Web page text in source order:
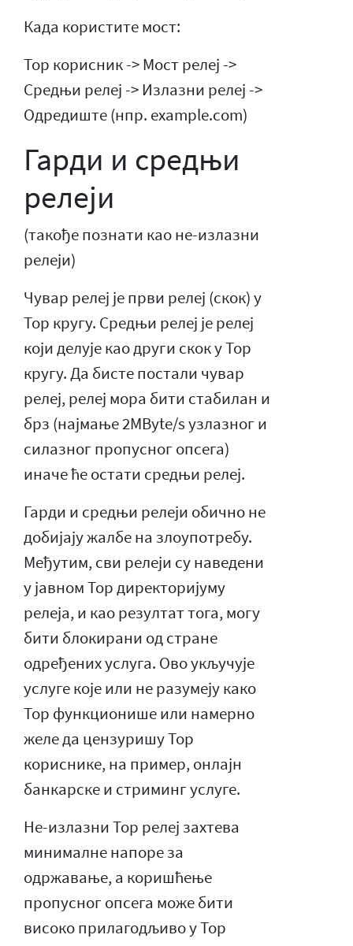
Када користите мост:
Тор корисник -> Мост релеј ->
Средњи релеј -> Излазни релеј ->
Одредиште (нпр. example.com)
Гарди и средњи
релеји
(такође познати као не-излазни
релеји)
Чувар релеј је први релеј (скок) у
Тор кругу. Средњи релеј је релеј
који делује као други скок у Тор
кругу. Да бисте постали чувар
релеј, релеј мора бити стабилан и
брз (најмање 2MByte/s узлазног и
силазног пропусног опсега)
иначе ће остати средњи релеј.
Гарди и средњи релеји обично не
добијају жалбе на злоупотребу.
Међутим, сви релеји су наведени
у јавном Тор директоријуму
релеја, и као резултат тога, могу
бити блокирани од стране
одређених услуга. Ово укључује
услуге које или не разумеју како
Тор функционише или намерно
желе да цензуришу Тор
кориснике, на пример, онлајн
банкарске и стриминг услуге.
Не-излазни Тор релеј захтева
минималне напоре за
одржавање, а коришћење
пропусног опсега може бити
високо прилагодљиво у Тор